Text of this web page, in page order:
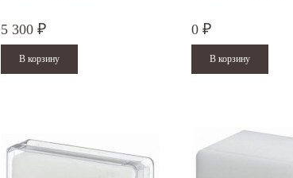
5 300 ₽ 0 ₽